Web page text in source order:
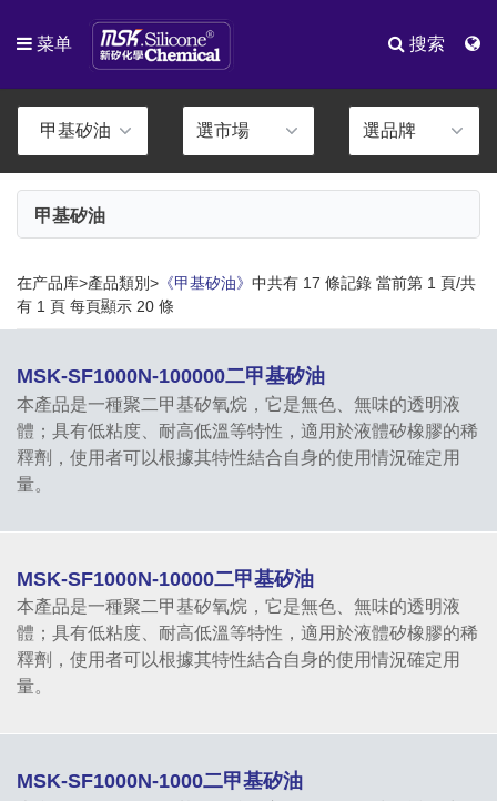
菜单 搜索
甲基矽油
在产品库>產品類別> 《甲基矽油》 中共有 17 條記錄 當前第 1 頁/共
有 1 頁 每頁顯示 20 條
MSK-SF1000N-100000二甲基矽油
本產品是一種聚二甲基矽氧烷，它是無色、無味的透明液
體；具有低粘度、耐高低溫等特性，適用於液體矽橡膠的稀
釋劑，使用者可以根據其特性結合自身的使用情況確定用
量。
MSK-SF1000N-10000二甲基矽油
本產品是一種聚二甲基矽氧烷，它是無色、無味的透明液
體；具有低粘度、耐高低溫等特性，適用於液體矽橡膠的稀
釋劑，使用者可以根據其特性結合自身的使用情況確定用
量。
MSK-SF1000N-1000二甲基矽油